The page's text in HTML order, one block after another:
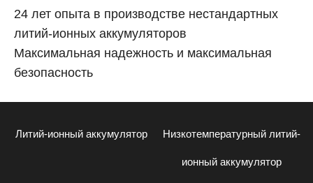
24 лет опыта в производстве нестандартных
литий-ионных аккумуляторов
Максимальная надежность и максимальная
безопасность
Литий-ионный аккумулятор Низкотемпературный литий-
ионный аккумулятор